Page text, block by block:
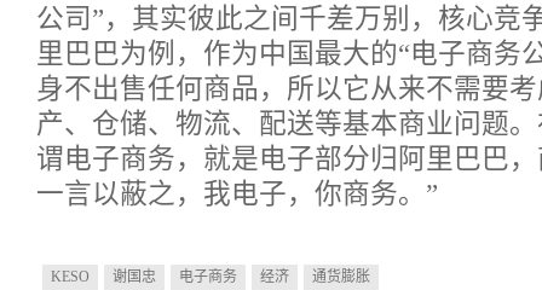
公司”，其实彼此之间千差万别，核心竞
里巴巴为例，作为中国最大的“电子商务
身不出售任何商品，所以它从来不需要
产、仓储、物流、配送等基本商业问题
谓电子商务，就是电子部分归阿里巴巴
一言以蔽之，我电子，你商务。”
KESO 谢国忠 电子商务 经济 通货膨胀